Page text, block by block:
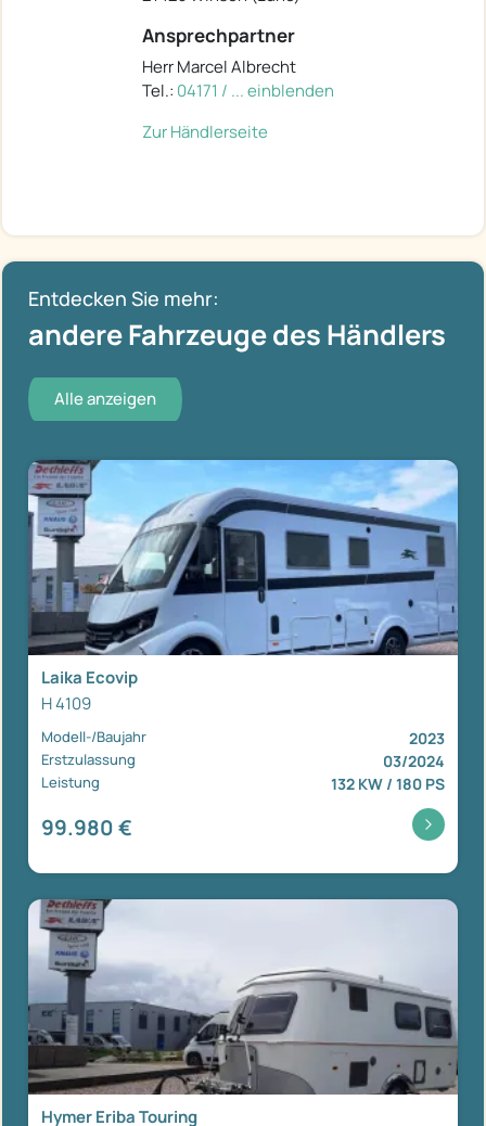
Ansprechpartner
Herr Marcel Albrecht
Tel.: 04171 / ... einblenden
Zur Händlerseite
Entdecken Sie mehr:
andere Fahrzeuge des Händlers
Alle anzeigen
Laika Ecovip
H 4109
Modell-/Baujahr 2023
Erstzulassung 03/2024
Leistung 132 KW / 180 PS
99.980 €
Hymer Eriba Touring